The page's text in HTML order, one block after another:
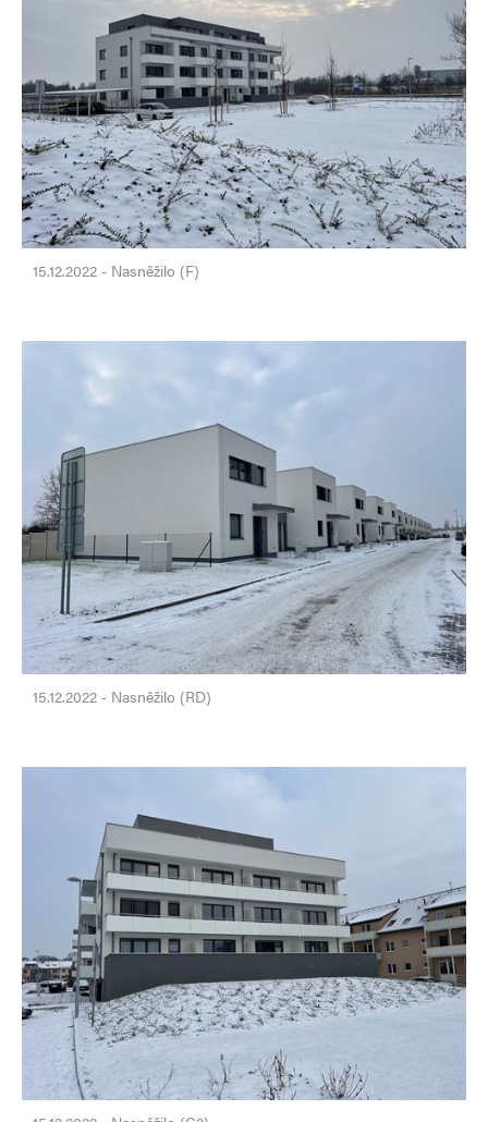
15.12.2022 - Nasněžilo (F)
15.12.2022 - Nasněžilo (RD)